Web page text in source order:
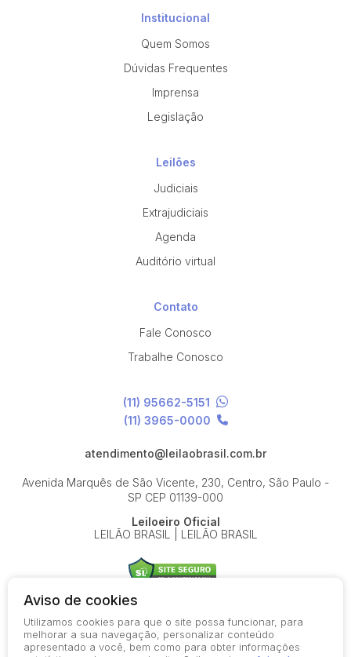
Institucional
Quem Somos
Dúvidas Frequentes
Imprensa
Legislação
Leilões
Judiciais
Extrajudiciais
Agenda
Auditório virtual
Contato
Fale Conosco
Trabalhe Conosco
(11) 95662-5151
(11) 3965-0000
atendimento@leilaobrasil.com.br
Avenida Marquês de São Vicente, 230, Centro, São Paulo -
SP CEP 01139-000
Leiloeiro Oficial
LEILÃO BRASIL | LEILÃO BRASIL
© 2026-present - Todos os direitos reservados
Política de Privacidade
Aviso de cookies
Utilizamos cookies para que o site possa funcionar, para
melhorar a sua navegação, personalizar conteúdo
apresentado a você, bem como para obter informações